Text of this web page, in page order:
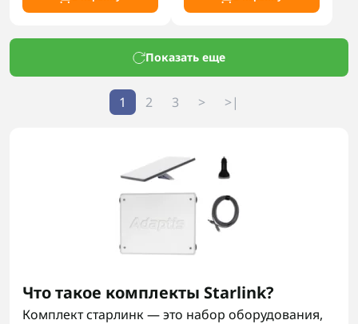
Показать еще
1 2 3 > >|
Что такое комплекты Starlink?
Комплект старлинк — это набор оборудования,